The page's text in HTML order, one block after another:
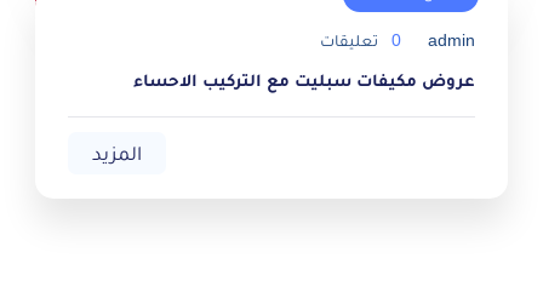
admin
0 تعليقات
عروض مكيفات سبليت مع التركيب الاحساء
المزيد